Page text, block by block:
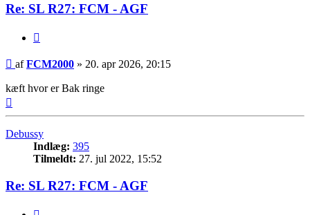
Re: SL R27: FCM - AGF
Indlæg
afFCM2000 » 20. apr 2026, 20:15
kæft hvor er Bak ringe
Debussy
Indlæg: 395
Tilmeldt: 27. jul 2022, 15:52
Re: SL R27: FCM - AGF